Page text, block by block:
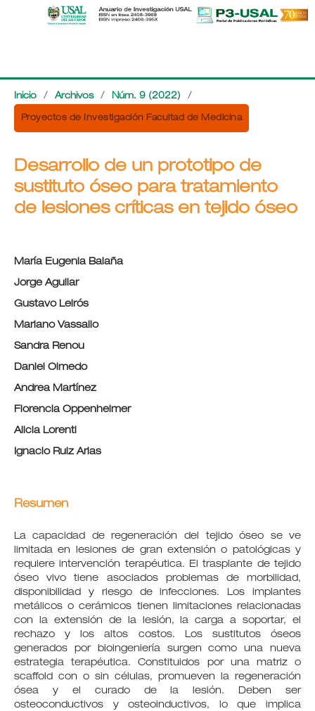
Inicio / Archivos / Núm. 9 (2022) /
Proyectos de Investigación Facultad de Medicina
Desarrollo de un prototipo de
sustituto óseo para tratamiento
de lesiones críticas en tejido óseo
María Eugenia Balaña
Jorge Aguilar
Gustavo Leirós
Mariano Vassallo
Sandra Renou
Daniel Olmedo
Andrea Martínez
Florencia Oppenheimer
Alicia Lorenti
Ignacio Ruiz Arias
Resumen
La capacidad de regeneración del tejido óseo se ve
limitada en lesiones de gran extensión o patológicas y
requiere intervención terapéutica. El trasplante de tejido
óseo vivo tiene asociados problemas de morbilidad,
disponibilidad y riesgo de infecciones. Los implantes
metálicos o cerámicos tienen limitaciones relacionadas
con la extensión de la lesión, la carga a soportar, el
rechazo y los altos costos. Los sustitutos óseos
generados por bioingeniería surgen como una nueva
estrategia terapéutica. Constituidos por una matriz o
scaffold con o sin células, promueven la regeneración
ósea y el curado de la lesión. Deben ser
osteoconductivos y osteoinductivos, lo que implica